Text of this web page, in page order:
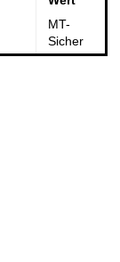
MT-
Sicher